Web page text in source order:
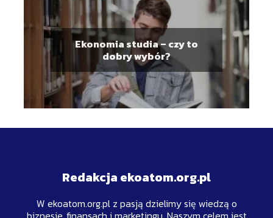
Ekonomia studia – czy to
dobry wybór?
Redakcja ekoatom.org.pl
W ekoatom.org.pl z pasją dzielimy się wiedzą o